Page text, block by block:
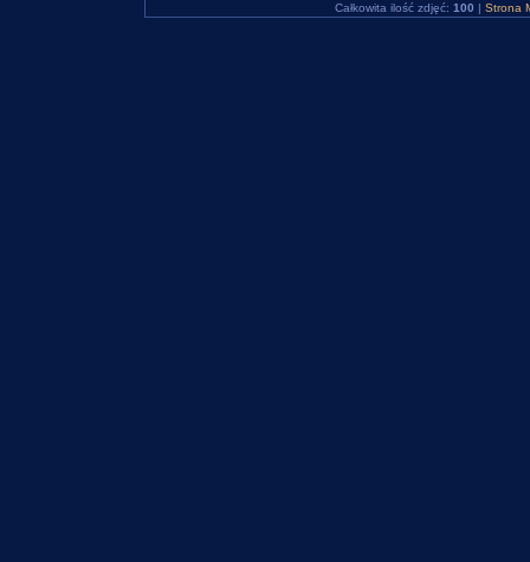
Całkowita ilość zdjęć: 100 | Strona